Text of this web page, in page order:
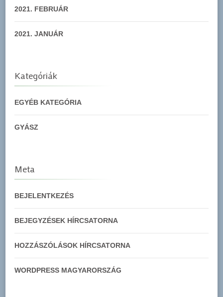
2021. FEBRUÁR
2021. JANUÁR
Kategóriák
EGYÉB KATEGÓRIA
GYÁSZ
Meta
BEJELENTKEZÉS
BEJEGYZÉSEK HÍRCSATORNA
HOZZÁSZÓLÁSOK HÍRCSATORNA
WORDPRESS MAGYARORSZÁG